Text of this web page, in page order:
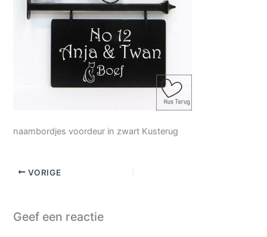
naambordjes voordeur in zwart Kusterug
VORIGE
Geef een reactie